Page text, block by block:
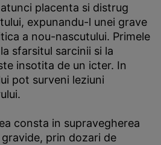
placenta si distrug
expunandu-l unei grave
a nou-nascutului. Primele
sfarsitul sarcinii si la
insotita de un icter. In
pot surveni leziuni
consta in supravegherea
prin dozari de